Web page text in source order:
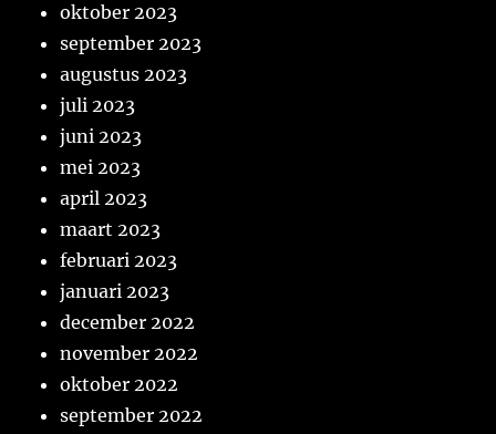
oktober 2023
september 2023
augustus 2023
juli 2023
juni 2023
mei 2023
april 2023
maart 2023
februari 2023
januari 2023
december 2022
november 2022
oktober 2022
september 2022